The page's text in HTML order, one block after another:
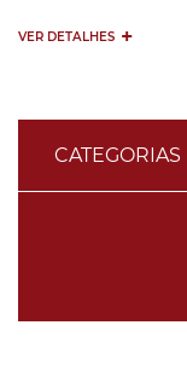
CATEGORIAS
VER DETALHES +